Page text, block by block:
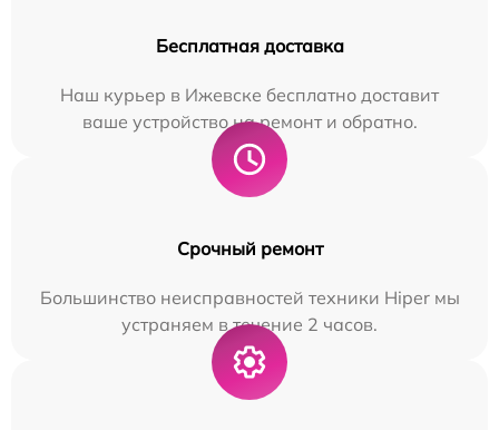
Бесплатная доставка
Наш курьер в Ижевске бесплатно доставит
ваше устройство на ремонт и обратно.
Срочный ремонт
Большинство неисправностей техники Hiper мы
устраняем в течение 2 часов.